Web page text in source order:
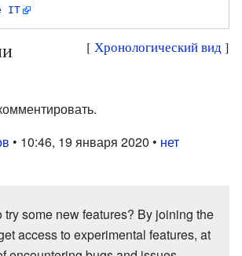
IT
[ Хронологический вид]
• 10:46, 19 января 2020 • нет
try some new features? By joining the
access to experimental features, at